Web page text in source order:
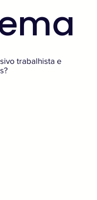
trabalhista e